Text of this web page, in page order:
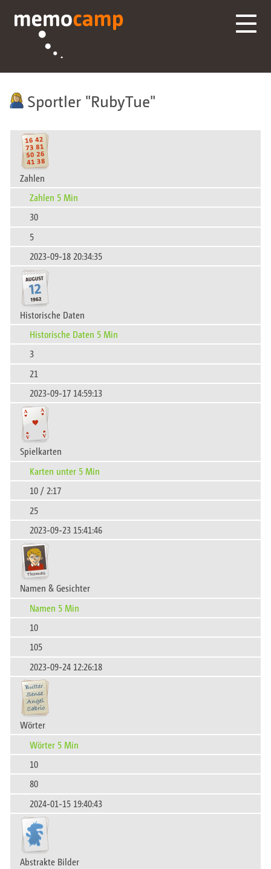
Sportler RubyTue
Zahlen
Zahlen 5 Min
30
5
2023-09-18 20:34:35
Historische Daten
Historische Daten 5 Min
3
21
2023-09-17 14:59:13
Spielkarten
Karten unter 5 Min
10 / 2:17
25
2023-09-23 15:41:46
Namen & Gesichter
Namen 5 Min
10
105
2023-09-24 12:26:18
Wörter
Wörter 5 Min
10
80
2024-01-15 19:40:43
Abstrakte Bilder